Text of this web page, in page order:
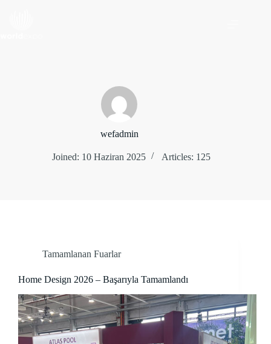
wefadmin
Joined: 10 Haziran 2025 Articles: 125
Tamamlanan Fuarlar
Home Design 2026 – Başarıyla Tamamlandı